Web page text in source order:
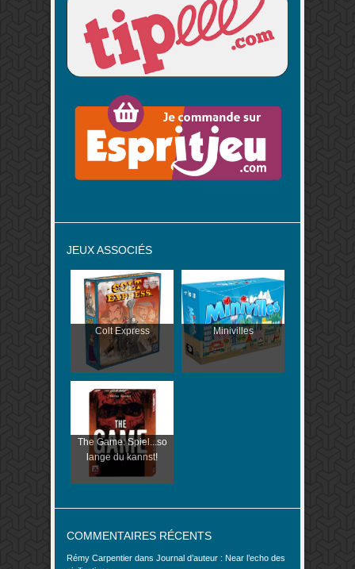
JEUX ASSOCIÉS
Colt Express Minivilles
The Game: Spiel...so
lange du kannst!
COMMENTAIRES RÉCENTS
Rémy Carpentier dans Journal d’auteur : Near l’echo des